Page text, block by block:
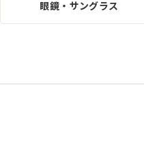
眼鏡・サングラス